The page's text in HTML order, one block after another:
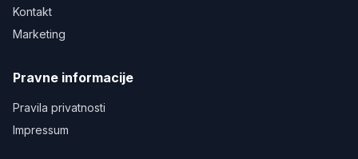
Kontakt
Marketing
Pravne informacije
Pravila privatnosti
Impressum